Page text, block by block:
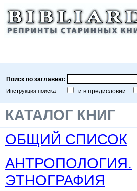
Поиск по заглавию:
Инструкция поиска и в предисловии
КАТАЛОГ КНИГ
ОБЩИЙ СПИСОК
АНТРОПОЛОГИЯ.
ЭТНОГРАФИЯ